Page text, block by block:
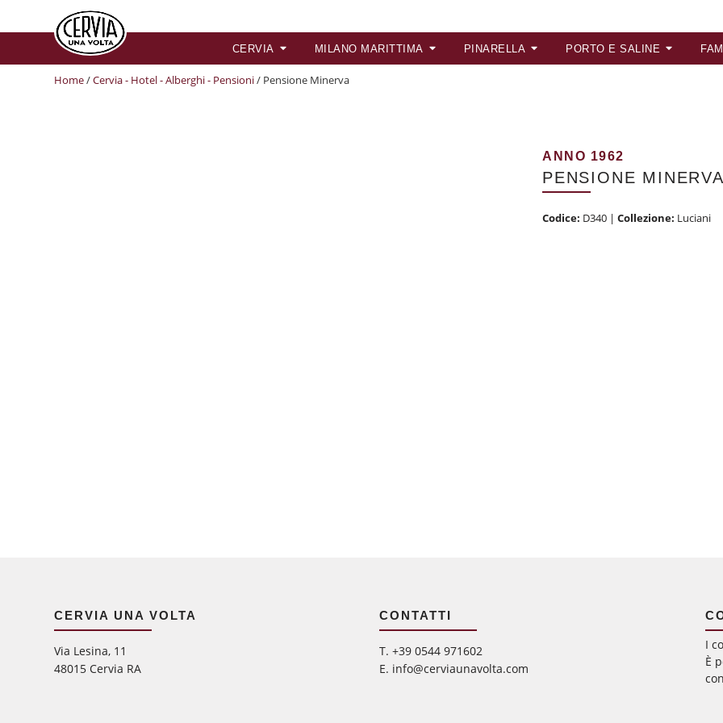
CERVIA MILANO MARITTIMA PINARELLA PORTO E SALINE
Home/Cervia - Hotel - Alberghi - Pensioni/ Pensione Minerva
ANNO 1962
PENSIONE MINERVA
Codice: D340 | Collezione: Luciani
CERVIA UNA VOLTA
Via Lesina, 11
48015 Cervia RA
CONTATTI
‭T. +39 0544 971602
E. info@cerviaunavolta.com
I
È